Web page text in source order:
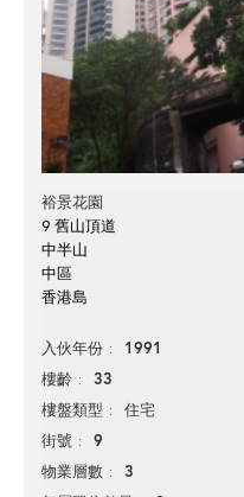
裕景花園
9 舊山頂道
中半山
中區
香港島
入伙年份 1991
樓齡 33
樓盤類型 住宅
街號 9
物業層數 3